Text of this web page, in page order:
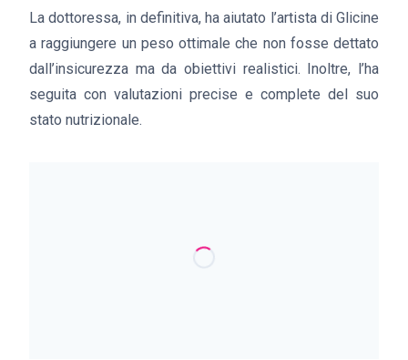
La dottoressa, in definitiva, ha aiutato l’artista di Glicine
a raggiungere un peso ottimale che non fosse dettato
dall’insicurezza ma da obiettivi realistici. Inoltre, l’ha
seguita con valutazioni precise e complete del suo
stato nutrizionale.